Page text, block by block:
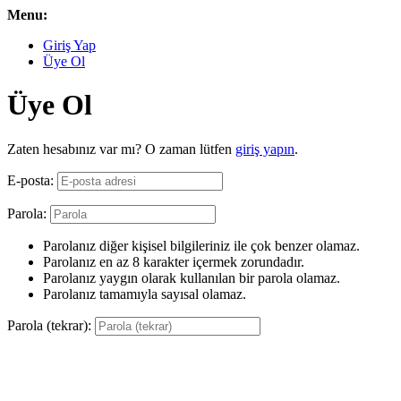
Menu:
Giriş Yap
Üye Ol
Üye Ol
Zaten hesabınız var mı? O zaman lütfen giriş yapın.
E-posta:
Parola:
Parolanız diğer kişisel bilgileriniz ile çok benzer olamaz.
Parolanız en az 8 karakter içermek zorundadır.
Parolanız yaygın olarak kullanılan bir parola olamaz.
Parolanız tamamıyla sayısal olamaz.
Parola (tekrar):